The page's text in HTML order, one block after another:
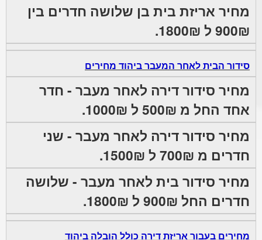
מחיר אריזת בית בן שלושה חדרים בין
900₪ ל 1800₪.
סידור הבית לאחר המעבר ביהוד מחירים
מחיר סידור דירה לאחר מעבר - חדר
אחד החל מ 500₪ ל 1000₪.
מחיר סידור דירה לאחר מעבר - שני
חדרים מ 700₪ ל 1500₪.
מחיר סידור בית לאחר מעבר - שלושה
חדרים החל 900₪ ל 1800₪.
מחירים בעבור אריזת דירה כולל הובלה ביהוד